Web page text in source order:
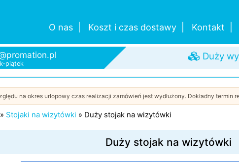
O nas Koszt i czas dostawy Kontakt
piątek
Szybka
Od
Duży
Pomoc
na okres urlopowy czas realizacji zamówień jest wydłużony. Dokładny termin
» Stojaki na wizytówki » Duży stojak na wizytówki
Duży stojak na wizytówki